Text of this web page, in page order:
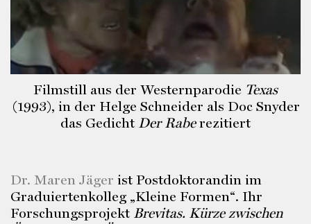
Filmstill aus der Westernparodie Texas
(1993), in der Helge Schneider als Doc Snyder
das Gedicht Der Raberezitiert
Dr. Maren Jäger ist Postdoktorandin im
Graduiertenkolleg „Kleine Formen“. Ihr
Forschungsprojekt Brevitas. Kürze zwischen